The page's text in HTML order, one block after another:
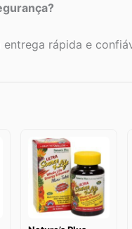
rápida e